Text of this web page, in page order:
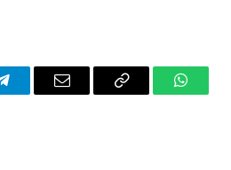
TelegramEmail
Copy